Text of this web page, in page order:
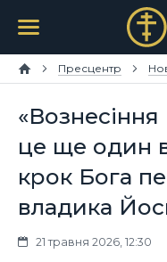
Пресцентр
це ще один
крок Бога
владика
21 травня 2026, 12:30